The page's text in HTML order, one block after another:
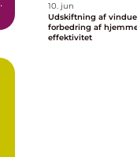
10. jun
Udskiftning af
forbedring af
effektivitet